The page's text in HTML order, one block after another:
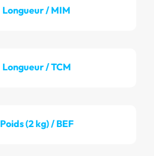
Longueur / MIM
Longueur / TCM
Poids (2 kg) / BEF